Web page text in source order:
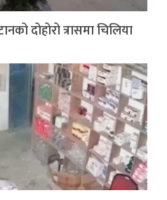
दोहोरो त्रासमा चिलिया